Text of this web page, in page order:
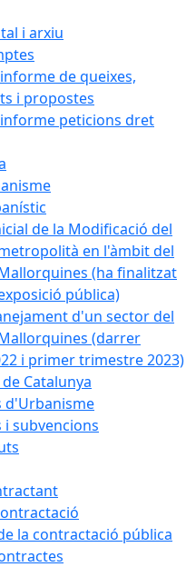
i arxiu
de queixes,
i propostes
peticions dret
de la Modificació del
en l'àmbit del
(ha finalitzat
pública)
d'un sector del
(darrer
i primer trimestre 2023)
Catalunya
d'Urbanisme
i subvencions
la contractació pública